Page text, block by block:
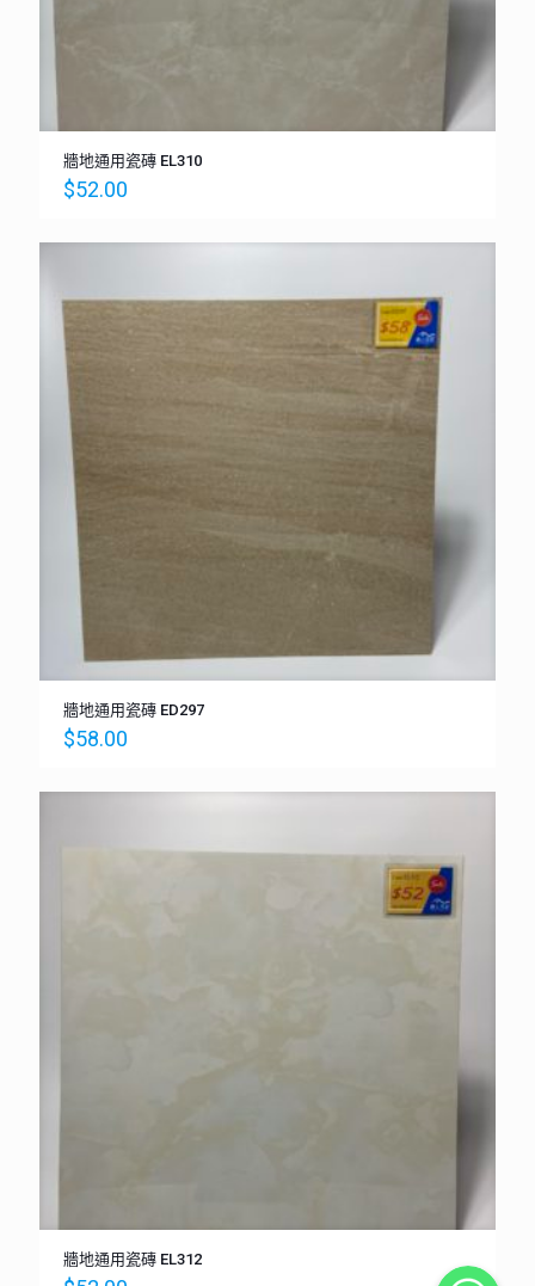
牆地通用瓷磚 EL310
$52.00
牆地通用瓷磚 ED297
$58.00
牆地通用瓷磚 EL312